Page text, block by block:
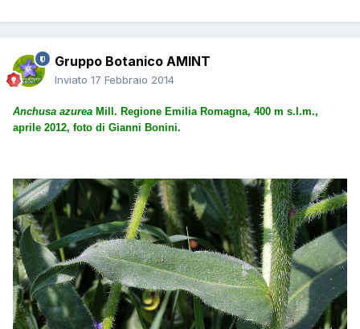
Gruppo Botanico AMINT
Inviato 17 Febbraio 2014
Anchusa azurea Mill. Regione Emilia Romagna, 400 m s.l.m.,
aprile 2012, foto di Gianni Bonini.